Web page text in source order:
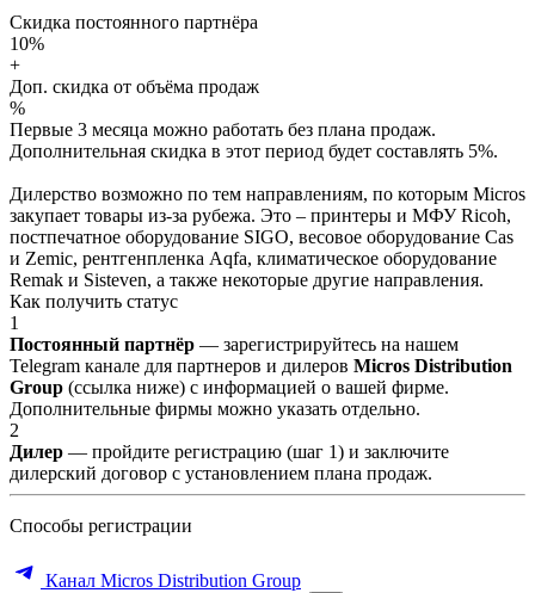
Скидка постоянного партнёра
10%
+
Доп. скидка от объёма продаж
%
Первые 3 месяца можно работать без плана продаж.
Дополнительная скидка в этот период будет составлять 5%.
Дилерство возможно по тем направлениям, по которым Micros
закупает товары из-за рубежа. Это – принтеры и МФУ Ricoh,
постпечатное оборудование SIGO, весовое оборудование Cas
и Zemic, рентгенпленка Aqfa, климатическое оборудование
Remak и Sisteven, а также некоторые другие направления.
Как получить статус
1
Постоянный партнёр — зарегистрируйтесь на нашем
Telegram канале для партнеров и дилеров Micros Distribution
Group (ссылка ниже) с информацией о вашей фирме.
Дополнительные фирмы можно указать отдельно.
2
Дилер — пройдите регистрацию (шаг 1) и заключите
дилерский договор с установлением плана продаж.
Способы регистрации
Канал Micros Distribution Group